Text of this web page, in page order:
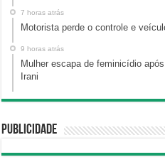
7 horas atrás
Motorista perde o controle e
9 horas atrás
Mulher escapa de feminicídio
Irani
Publicidade